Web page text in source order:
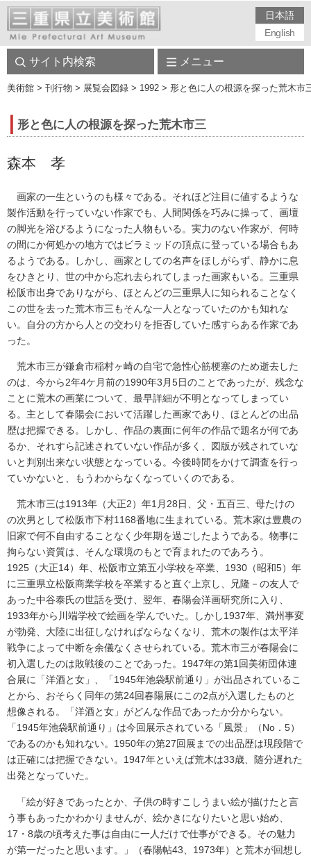
日本語
English
サイト内検索 メニュー
美術館 > 刊行物 > 展覧会図録 > 1992 > 形と色に人の根源を探った荒木
形と色に人の根源を探った荒木市三
森本 孝
画家の一生というのも様々である。それほど注目に値するような
製作活動を行っていない作家でも、人間関係を巧みに操って、画壇
の脚光を浴びるようになった人物もいる。実力のない作家が、何時
の間にか何処かの地方ではビラミッドの頂点に登っている場合もあ
るようである。しかし、画家としての名声をほしがらず、静かに息
をひきとり、世の中から忘れ去られてしまった画家もいる。三重県
松阪市出身でありながら、ほとんどの三重県人に知られることなく
この世を去った荒木市三もそんな一人となっていたのかも知れな
い。自分の方から人との交わりを拒否していた感すらある作家であ
った。
荒木市三が鎌倉市稲村ヶ崎の自宅で急性心筋梗塞のため逝去した
のは、今から2年4ケ月前の1990年3月5日のことであったが、残念な
ことに荒木の画業について、最早詳細が不明となってしまってい
る。主として春陽会において活躍した画家であり、ほとんどの出品
歴は把握できる。しかし、作品の裏面に何年の作品で題名が何であ
るか、それすら記述されていない作品が多く、図版が残されていな
いと判別出来ない状態となっている。今後時間をかけて調査を行っ
ていかないと、もうわからなくなっていくのである。
荒木市三は1913年（大正2）年1月28日、父・五百三、母たけの
の次男として松阪市下村1168番地に生まれている。荒木家は豊農の
旧家で何不自由することなく少年期を過ごしたようである。物事に
拘らない資質は、そんな環境のもとで育まれたのであろう。
1925（大正14）年、松阪市立第五小学校を卒業、1930（昭和5）年
に三重県立松阪商業学校を卒業すると直ぐ上京し、兄隆－の友人で
あった中谷泰氏の世話を受け、翌年、春陽会洋画研究所に入り、
1933年から川端学校で絵画を学んでいた。しかし1937年、満州事変
が勃発、大陸に出征しなければならなくなり、荒木の製作は太平洋
戦争によって中断を余儀なくさせられている。荒木市三が春陽会に
初入選したのは敗戦後のことであった。1947年の第1回美術団体連
合展に「洋酒と女」、「1945年池袋駅前通り」が出品されているこ
とから、おそらく同年の第24回春陽展にこの2点が入選したものと
想像される。「洋酒と女」がどんな作品であったか分からない。
「1945年池袋駅前通り」は今回展示されている「風景」（No．5）
であるのかも知れない。1950年の第27回展までの出品歴は現段階で
は正確には把握できない。1947年といえば荒木は33歳、随分遅れた
出発となっていた。
「絵が好きであったとか、子供の時すこしうまい絵が描けたと言
う事もあったかわかりませんが、絵かきになりたいと思い始め、
17・8歳の頃考えた事は自由に一人だけで仕事ができる。その魅力
が第一だったと思います。」（春陽帖43、1973年）と荒木が回想し